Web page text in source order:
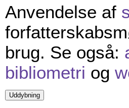
Anvendelse af
brug. Se også:
bibliometri og